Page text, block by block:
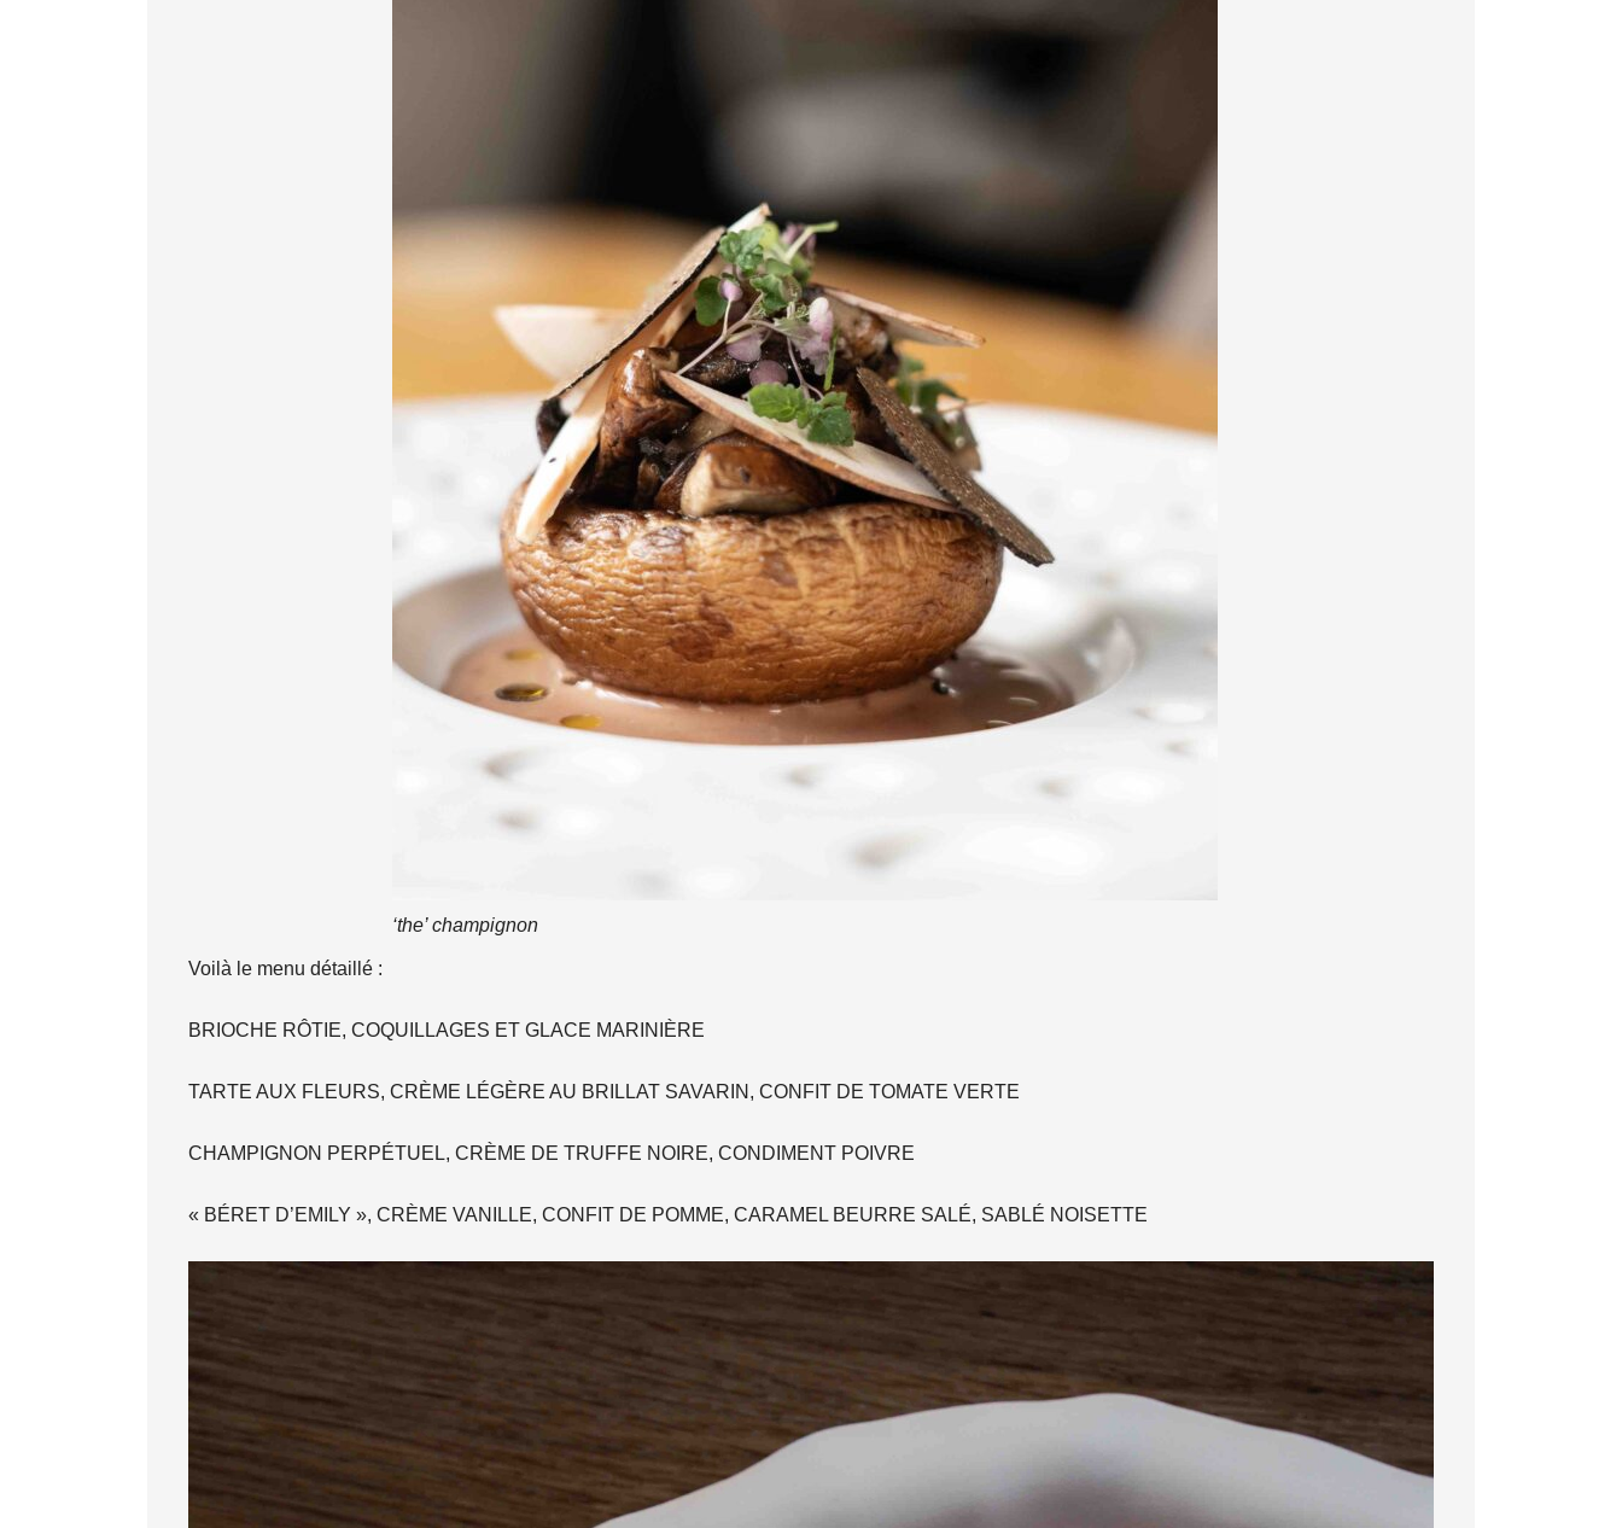
‘the’ champignon
Voilà le menu détaillé :
BRIOCHE RÔTIE, COQUILLAGES ET GLACE MARINIÈRE
TARTE AUX FLEURS, CRÈME LÉGÈRE AU BRILLAT SAVARIN, CONFIT DE TOMATE VERTE
CHAMPIGNON PERPÉTUEL, CRÈME DE TRUFFE NOIRE, CONDIMENT POIVRE
« BÉRET D’EMILY », CRÈME VANILLE, CONFIT DE POMME, CARAMEL BEURRE SALÉ, SABLÉ NOISETTE